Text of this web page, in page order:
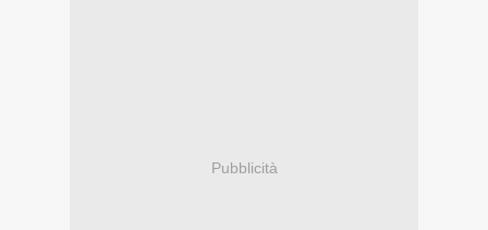
Pubblicità